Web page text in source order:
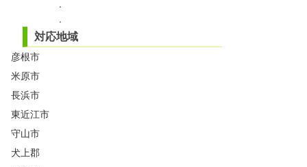
.
.
対応地域
彦根市
米原市
長浜市
東近江市
守山市
犬上郡